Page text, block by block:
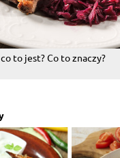
to jest? Co to znaczy?